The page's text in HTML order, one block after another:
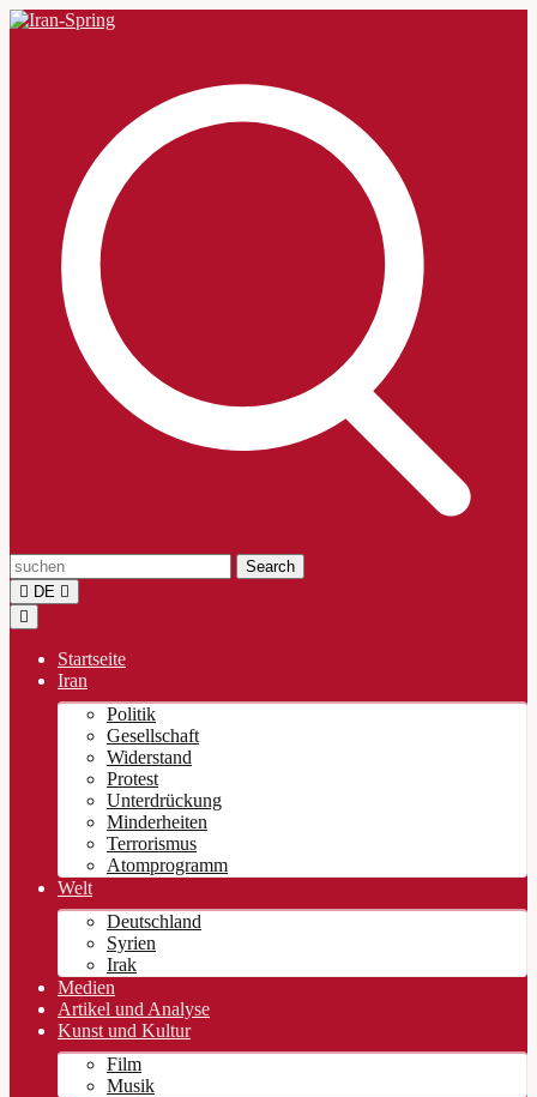
Search
DE
Menu
Startseite
Iran
Politik
Gesellschaft
Widerstand
Protest
Unterdrückung
Minderheiten
Terrorismus
Atomprogramm
Welt
Deutschland
Syrien
Irak
Medien
Artikel und Analyse
Kunst und Kultur
Film
Musik